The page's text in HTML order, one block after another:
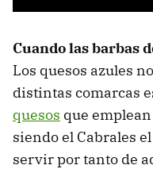
Cuando las barbas
Los quesos azules
distintas comarcas
quesos que
siendo el Cabrales
servir por tanto de